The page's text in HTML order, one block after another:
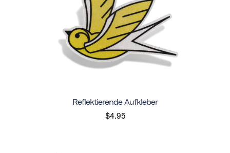
Reflektierende Aufkleber
$4.95